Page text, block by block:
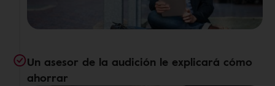
Un asesor de la audición le explicará cómo
ahorrar